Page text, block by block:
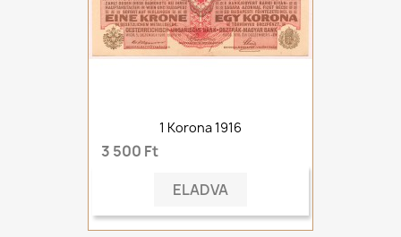
1 Korona 1916
3 500 Ft
ELADVA